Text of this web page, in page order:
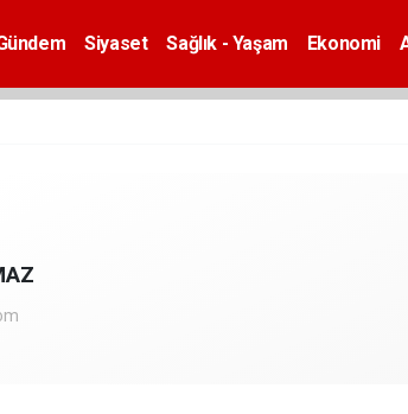
Siyaset Sağlık - Yaşam Ekonomi